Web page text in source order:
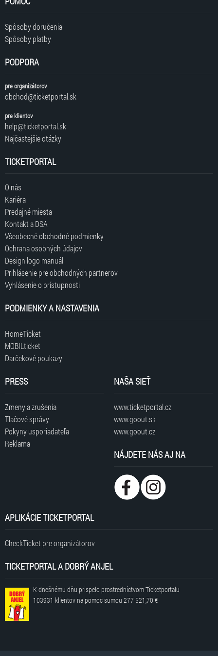
Spôsoby doručenia
Spôsoby platby
PODPORA
pre organizátorov
obchod@ticketportal.sk
pre klientov
help@ticketportal.sk
Najčastejšie otázky
TICKETPORTAL
O nás
Kariéra
Predajné miesta
Kontakt a DSA
Všeobecné obchodné podmienky
Ochrana osobných údajov
Design logo manuál
Prihlásenie pre obchodných partnerov
Vyhlásenie o prístupnosti
PODMIENKY A NASTAVENIA
HomeTicket
MOBILticket
Darčekové poukazy
PRESS
Zmeny a zrušenia
Tlačové správy
Pokyny usporiadateľa
Reklama
NAŠA SIEŤ
www.ticketportal.cz
www.goout.sk
www.goout.cz
NÁJDETE NÁS AJ NA
APLIKÁCIE TICKETPORTAL
CheckTicket pre organizátorov
TICKETPORTAL A DOBRÝ ANJEL
K dnešnému dňu prispelo prostredníctvom Ticketportalu
103931 klientov na pomoc sumou 277 521,70 €